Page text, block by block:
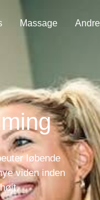
Massage
løbende
viden inden